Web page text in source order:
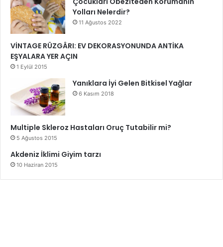
Yolları Nelerdir?
11 Ağustos 2022
VİNTAGE RÜZGÂRI: EV DEKORASYONUNDA ANTİKA
EŞYALARA YER AÇIN
1 Eylül 2015
Yanıklara İyi Gelen Bitkisel Yağlar
6 Kasım 2018
Multiple Skleroz Hastaları Oruç Tutabilir mi?
5 Ağustos 2015
Akdeniz İklimi Giyim tarzı
10 Haziran 2015